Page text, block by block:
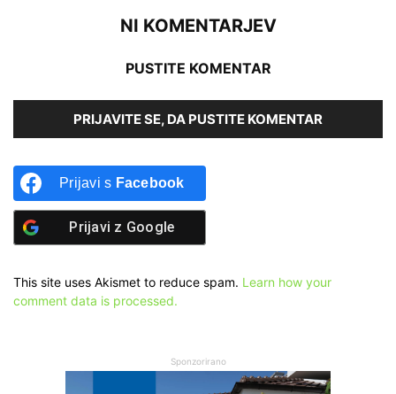
NI KOMENTARJEV
PUSTITE KOMENTAR
PRIJAVITE SE, DA PUSTITE KOMENTAR
Prijavi s Facebook
Prijavi z Google
This site uses Akismet to reduce spam. Learn how your
comment data is processed.
Sponzorirano